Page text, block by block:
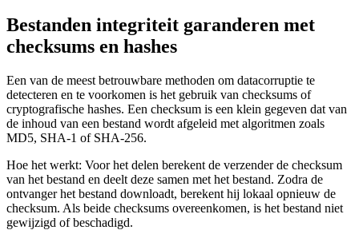
Bestanden integriteit garanderen met
checksums en hashes
Een van de meest betrouwbare methoden om datacorruptie te
detecteren en te voorkomen is het gebruik van checksums of
cryptografische hashes. Een checksum is een klein gegeven dat van
de inhoud van een bestand wordt afgeleid met algoritmen zoals
MD5, SHA-1 of SHA-256.
Hoe het werkt: Voor het delen berekent de verzender de checksum
van het bestand en deelt deze samen met het bestand. Zodra de
ontvanger het bestand downloadt, berekent hij lokaal opnieuw de
checksum. Als beide checksums overeenkomen, is het bestand niet
gewijzigd of beschadigd.